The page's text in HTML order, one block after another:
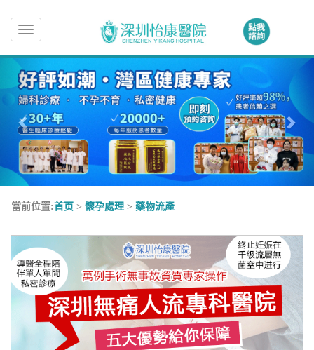
Toggle
navigation
當前位置:首页 > 懷孕處理 > 藥物流產